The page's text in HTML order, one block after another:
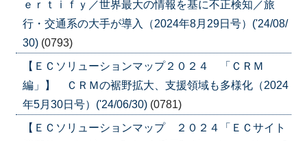
ｅｒｔｉｆｙ／世界最大の情報を基に不正検知／旅
行・交通系の大手が導入（2024年8月29日号）('24/08/
30) (0793)
【ＥＣソリューションマップ２０２４ 「ＣＲＭ
編」】 ＣＲＭの裾野拡大、支援領域も多様化（2024
年5月30日号）('24/06/30) (0781)
【ＥＣソリューションマップ ２０２４「ＥＣサイト